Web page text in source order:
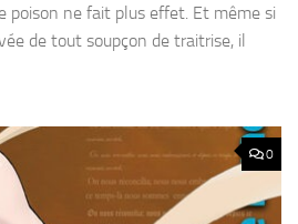
poison ne fait plus effet. Et même si
de tout soupçon de traitrise, il
0